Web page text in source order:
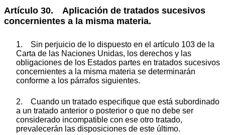
Artículo 30. Aplicación de tratados sucesivos
concernientes a la misma materia.
1. Sin perjuicio de lo dispuesto en el artículo 103 de la
Carta de las Naciones Unidas, los derechos y las
obligaciones de los Estados partes en tratados sucesivos
concernientes a la misma materia se determinarán
conforme a los párrafos siguientes.
2. Cuando un tratado especifique que está subordinado
a un tratado anterior o posterior o que no debe ser
considerado incompatible con ese otro tratado,
prevalecerán las disposiciones de este último.